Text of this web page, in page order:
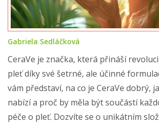
Gabriela Sedláčková
CeraVe je značka, která přináší
pleť díky své šetrné, ale účinné
vám představí, na co je CeraVe dobrý,
nabízí a proč by měla být součástí
péče o pleť. Dozvíte se o unikátním